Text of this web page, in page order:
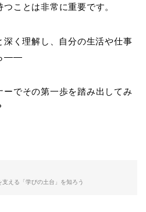
ことは非常に重要です。
深く理解し、自分の生活や仕事
——
ーでその第一歩を踏み出してみ
える「学びの土台」を知ろう